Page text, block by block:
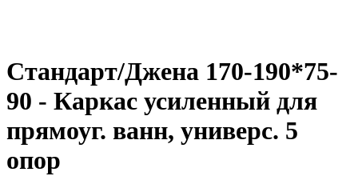
Стандарт/Джена 170-190*75-
90 - Каркас усиленный для
прямоуг. ванн, универс. 5
опор